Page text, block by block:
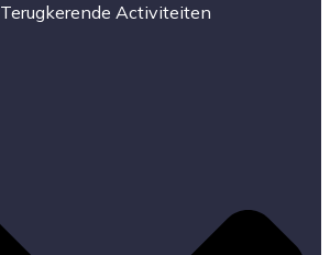
Terugkerende Activiteiten